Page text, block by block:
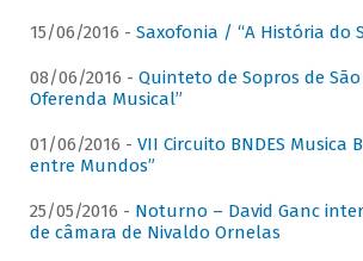
15/06/2016 - Saxofonia / “A História do
08/06/2016 - Quinteto de Sopros de
Oferenda Musical”
01/06/2016 - VII Circuito BNDES Musica
entre Mundos”
25/05/2016 - Noturno – David Ganc
de câmara de Nivaldo Ornelas